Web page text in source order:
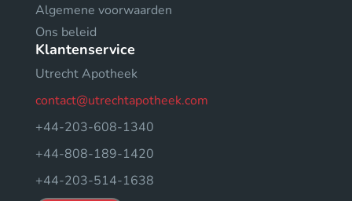
Algemene voorwaarden
Ons beleid
Klantenservice
Utrecht Apotheek
contact@utrechtapotheek.com
+44-203-608-1340
+44-808-189-1420
+44-203-514-1638